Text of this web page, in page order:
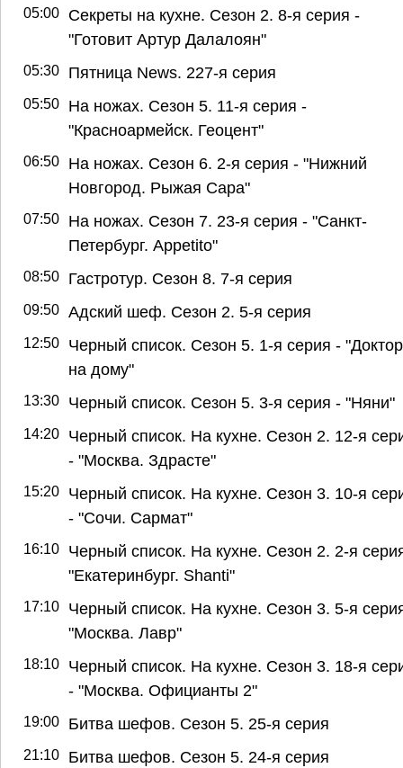
05:00
Секреты на кухне. Сезон 2. 8-я серия -
"Готовит Артур Далалоян"
05:30 Пятница News. 227-я серия
05:50
На ножах. Сезон 5. 11-я серия -
"Красноармейск. Геоцент"
06:50
На ножах. Сезон 6. 2-я серия - "Нижний
Новгород. Рыжая Сара"
07:50
На ножах. Сезон 7. 23-я серия - "Санкт-
Петербург. Appetito"
08:50 Гастротур. Сезон 8. 7-я серия
09:50 Адский шеф. Сезон 2. 5-я серия
12:50
Черный список. Сезон 5. 1-я серия - "Доктор
на дому"
13:30 Черный список. Сезон 5. 3-я серия - "Няни"
14:20
Черный список. На кухне. Сезон 2. 12-я
- "Москва. Здрасте"
15:20
Черный список. На кухне. Сезон 3. 10-я
- "Сочи. Сармат"
16:10
Черный список. На кухне. Сезон 2. 2-я
"Екатеринбург. Shanti"
17:10
Черный список. На кухне. Сезон 3. 5-я
"Москва. Лавр"
18:10
Черный список. На кухне. Сезон 3. 18-я
- "Москва. Официанты 2"
19:00 Битва шефов. Сезон 5. 25-я серия
21:10 Битва шефов. Сезон 5. 24-я серия